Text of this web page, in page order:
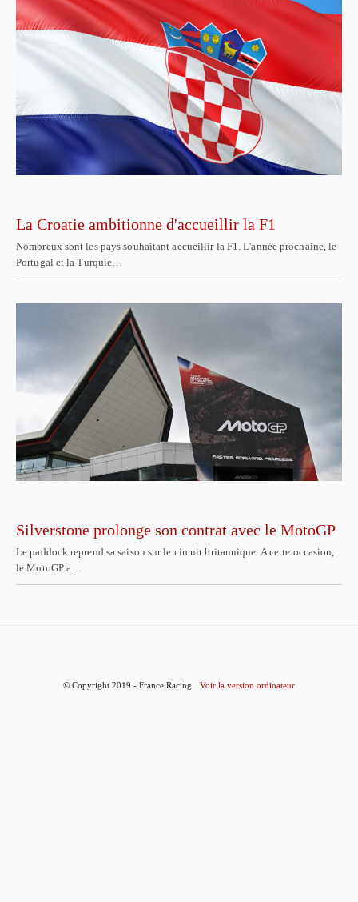
La Croatie ambitionne d'accueillir la F1
Nombreux sont les pays souhaitant accueillir la F1. L'année prochaine, le
Portugal et la Turquie…
Silverstone prolonge son contrat avec le MotoGP
Le paddock reprend sa saison sur le circuit britannique. A cette occasion,
le MotoGP a…
© Copyright 2019 - France Racing Voir la version ordinateur